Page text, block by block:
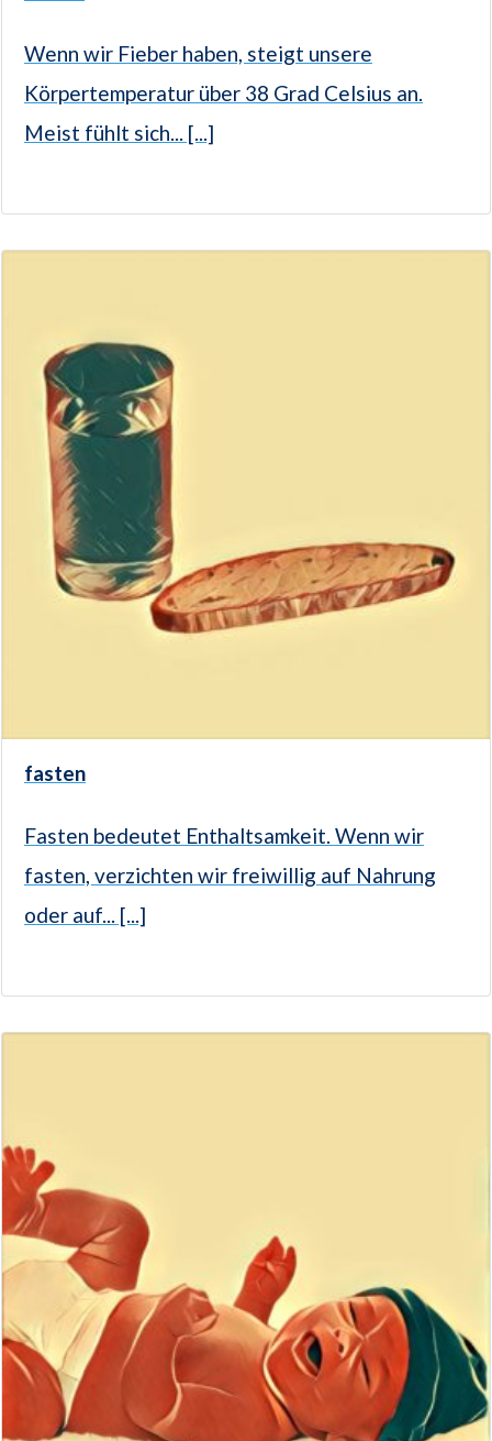
Wenn wir Fieber haben, steigt unsere
Körpertemperatur über 38 Grad Celsius an.
Meist fühlt sich... [...]
fasten
Fasten bedeutet Enthaltsamkeit. Wenn wir
fasten, verzichten wir freiwillig auf Nahrung
oder auf... [...]